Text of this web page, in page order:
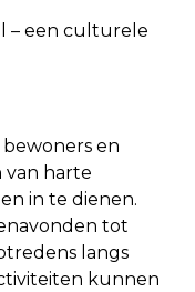
– een culturele
en
van harte
in te dienen.
tot
langs
kunnen